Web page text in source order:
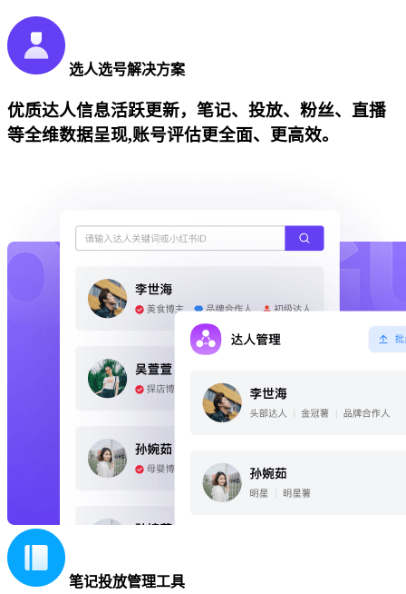
选人选号解决方案
优质达人信息活跃更新，笔记、投放、粉丝、直播
等全维数据呈现,账号评估更全面、更高效。
笔记投放管理工具